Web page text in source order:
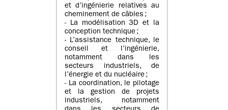
et d’ingénierie relatives au
cheminement de câbles ;
- La modélisation 3D et la
conception technique ;
- L’assistance technique, le
conseil et l’ingénierie,
notamment dans les
secteurs industriels, de
l’énergie et du nucléaire ;
- La coordination, le pilotage
et la gestion de projets
industriels, notamment